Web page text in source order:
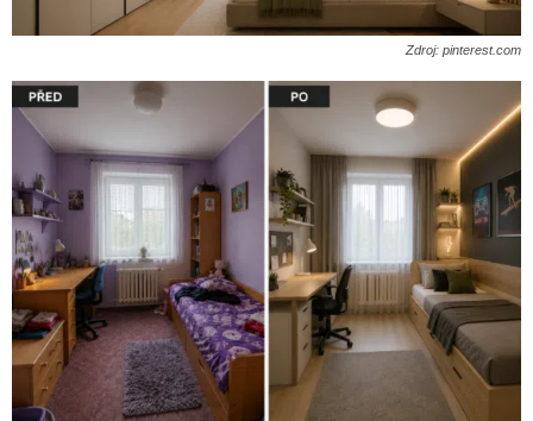
Zdroj: pinterest.com